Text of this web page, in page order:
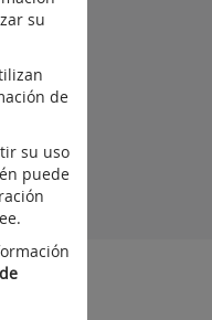
su
de
su uso
puede